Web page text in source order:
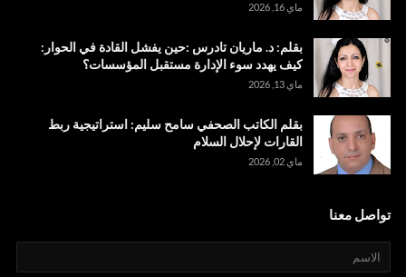
ماي 16, 2026
بقلم: د. ماريان تادرس :حين يفشل القادة في الحوار:
كيف يهدد سوء الإدارة مستقبل المؤسسات؟
ماي 13, 2026
بقلم الكاتب الصحفي سامح سليم: استراتيجية ربط
القارات لإحلال السلام
ماي 02, 2026
تواصل معنا